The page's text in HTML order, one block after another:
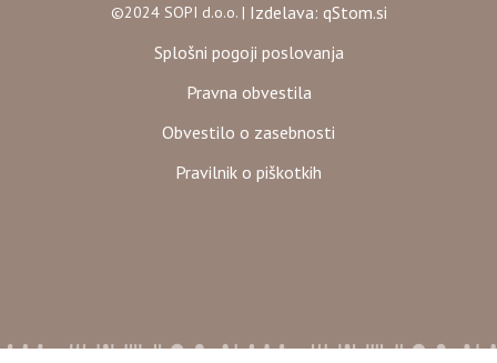
©2024 SOPI d.o.o. | Izdelava: qStom.si
Splošni pogoji poslovanja
Pravna obvestila
Obvestilo o zasebnosti
Pravilnik o piškotkih